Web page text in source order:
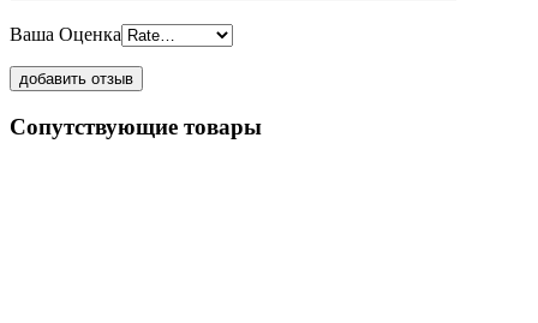
Ваша Оценка
Сопутствующие товары